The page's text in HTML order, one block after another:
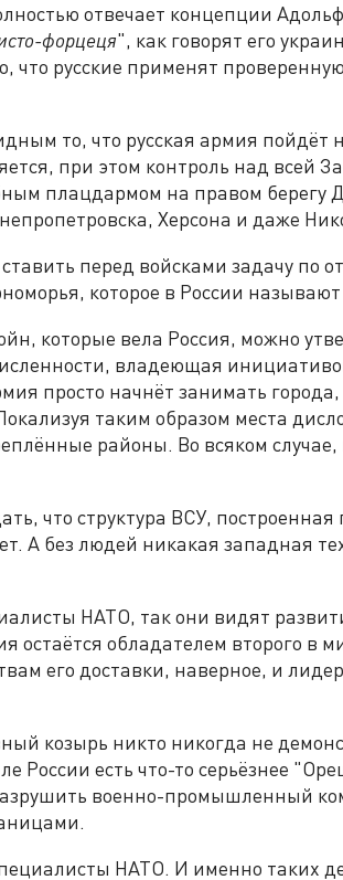
отвечает концепции
форцеця", как говорят его
что русские применят
то, что русская армия пойдёт
при этом контроль над всей
плацдармом на правом берегу
Херсона и даже
перед войсками задачу по
которое в России
которые вела Россия, можно
владеющая
просто начнёт занимать
таким образом места
районы. Во всяком
что структура ВСУ,
А без людей никакая западная
НАТО, так они видят
остаётся обладателем второго в
его доставки, наверное, и
козырь никто никогда не
России есть что-то серьёзнее
военно-промышленный
НАТО. И именно таких